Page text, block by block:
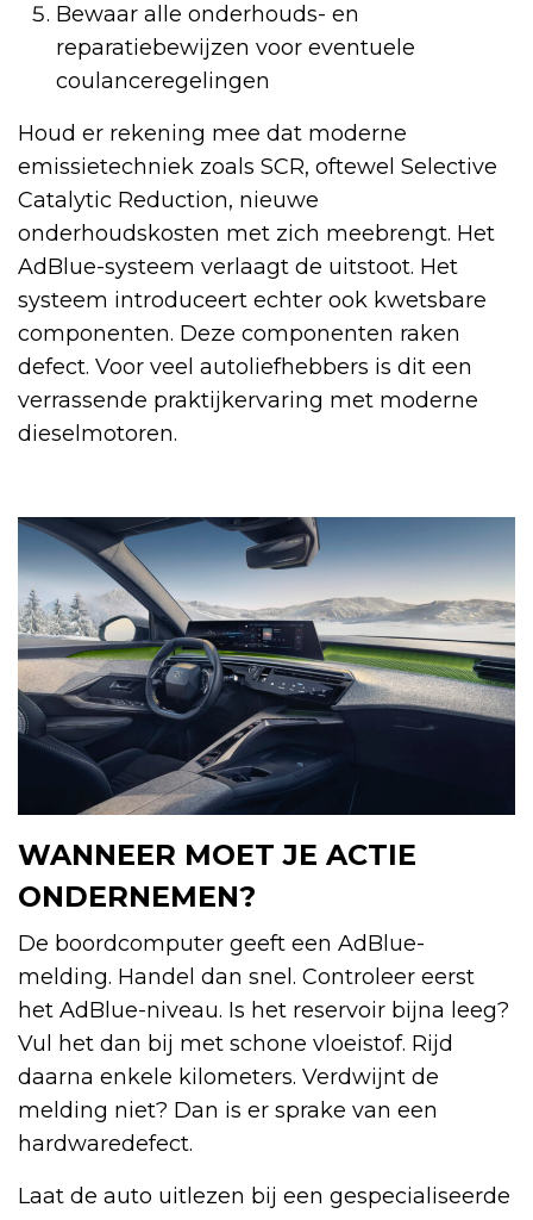
Bewaar alle onderhouds- en
reparatiebewijzen voor eventuele
coulanceregelingen
Houd er rekening mee dat moderne
emissietechniek zoals SCR, oftewel Selective
Catalytic Reduction, nieuwe
onderhoudskosten met zich meebrengt. Het
AdBlue-systeem verlaagt de uitstoot. Het
systeem introduceert echter ook kwetsbare
componenten. Deze componenten raken
defect. Voor veel autoliefhebbers is dit een
verrassende praktijkervaring met moderne
dieselmotoren.
WANNEER MOET JE ACTIE
ONDERNEMEN?
De boordcomputer geeft een AdBlue-
melding. Handel dan snel. Controleer eerst
het AdBlue-niveau. Is het reservoir bijna leeg?
Vul het dan bij met schone vloeistof. Rijd
daarna enkele kilometers. Verdwijnt de
melding niet? Dan is er sprake van een
hardwaredefect.
Laat de auto uitlezen bij een gespecialiseerde